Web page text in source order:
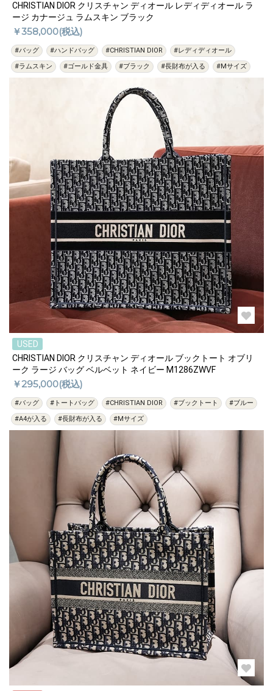
CHRISTIAN DIOR クリスチャン ディオール レディディオール ラ
ージ カナージュ ラムスキン ブラック
￥358,000(税込)
#バッグ #ハンドバッグ #CHRISTIAN DIOR
#レディディオール
#ラムスキン
#ゴールド金具 #ブラック #長財布が入る #Mサイズ
USED
CHRISTIAN DIOR クリスチャン ディオール ブックトート オブリ
ーク ラージ バッグ ベルベット ネイビー M1286ZWVF
￥295,000(税込)
#バッグ #トートバッグ #CHRISTIAN DIOR #ブックトート
#ブルー
#A4が入る
#長財布が入る #Mサイズ